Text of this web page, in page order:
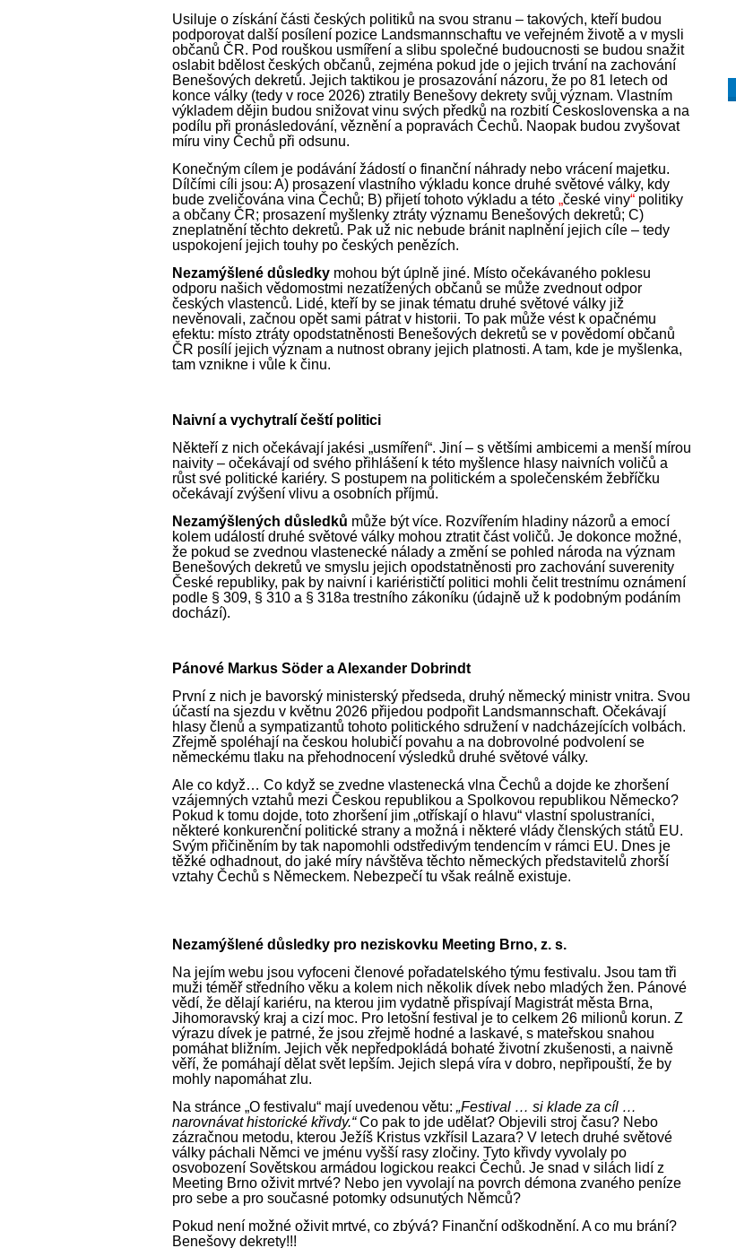
Usiluje o získání části českých politiků na svou stranu – takových, kteří budou
podporovat další posílení pozice Landsmannschaftu ve veřejném životě a v mysli
občanů ČR. Pod rouškou usmíření a slibu společné budoucnosti se budou snažit
oslabit bdělost českých občanů, zejména pokud jde o jejich trvání na zachování
Benešových dekretů. Jejich taktikou je prosazování názoru, že po 81 letech od
konce války (tedy v roce 2026) ztratily Benešovy dekrety svůj význam. Vlastním
výkladem dějin budou snižovat vinu svých předků na rozbití Československa a na
podílu při pronásledování, věznění a popravách Čechů. Naopak budou zvyšovat
míru viny Čechů při odsunu.
Konečným cílem je podávání žádostí o finanční náhrady nebo vrácení majetku.
Dílčími cíli jsou: A) prosazení vlastního výkladu konce druhé světové války, kdy
bude zveličována vina Čechů; B) přijetí tohoto výkladu a této „české viny“ politiky
a občany ČR; prosazení myšlenky ztráty významu Benešových dekretů; C)
zneplatnění těchto dekretů. Pak už nic nebude bránit naplnění jejich cíle – tedy
uspokojení jejich touhy po českých penězích.
Nezamýšlené důsledky mohou být úplně jiné. Místo očekávaného poklesu
odporu našich vědomostmi nezatížených občanů se může zvednout odpor
českých vlastenců. Lidé, kteří by se jinak tématu druhé světové války již
nevěnovali, začnou opět sami pátrat v historii. To pak může vést k opačnému
efektu: místo ztráty opodstatněnosti Benešových dekretů se v povědomí občanů
ČR posílí jejich význam a nutnost obrany jejich platnosti. A tam, kde je myšlenka,
tam vznikne i vůle k činu.
Naivní a vychytralí čeští politici
Někteří z nich očekávají jakési „usmíření“. Jiní – s většími ambicemi a menší mírou
naivity – očekávají od svého přihlášení k této myšlence hlasy naivních voličů a
růst své politické kariéry. S postupem na politickém a společenském žebříčku
očekávají zvýšení vlivu a osobních příjmů.
Nezamýšlených důsledků může být více. Rozvířením hladiny názorů a emocí
kolem událostí druhé světové války mohou ztratit část voličů. Je dokonce možné,
že pokud se zvednou vlastenecké nálady a změní se pohled národa na význam
Benešových dekretů ve smyslu jejich opodstatněnosti pro zachování suverenity
České republiky, pak by naivní i kariérističtí politici mohli čelit trestnímu oznámení
podle § 309, § 310 a § 318a trestního zákoníku (údajně už k podobným podáním
dochází).
Pánové Markus Söder a Alexander Dobrindt
První z nich je bavorský ministerský předseda, druhý německý ministr vnitra. Svou
účastí na sjezdu v květnu 2026 přijedou podpořit Landsmannschaft. Očekávají
hlasy členů a sympatizantů tohoto politického sdružení v nadcházejících volbách.
Zřejmě spoléhají na českou holubičí povahu a na dobrovolné podvolení se
německému tlaku na přehodnocení výsledků druhé světové války.
Ale co když… Co když se zvedne vlastenecká vlna Čechů a dojde ke zhoršení
vzájemných vztahů mezi Českou republikou a Spolkovou republikou Německo?
Pokud k tomu dojde, toto zhoršení jim „otřískají o hlavu“ vlastní spolustraníci,
některé konkurenční politické strany a možná i některé vlády členských států EU.
Svým přičiněním by tak napomohli odstředivým tendencím v rámci EU. Dnes je
těžké odhadnout, do jaké míry návštěva těchto německých představitelů zhorší
vztahy Čechů s Německem. Nebezpečí tu však reálně existuje.
Nezamýšlené důsledky pro neziskovku Meeting Brno, z. s.
Na jejím webu jsou vyfoceni členové pořadatelského týmu festivalu. Jsou tam tři
muži téměř středního věku a kolem nich několik dívek nebo mladých žen. Pánové
vědí, že dělají kariéru, na kterou jim vydatně přispívají Magistrát města Brna,
Jihomoravský kraj a cizí moc. Pro letošní festival je to celkem 26 milionů korun. Z
výrazu dívek je patrné, že jsou zřejmě hodné a laskavé, s mateřskou snahou
pomáhat bližním. Jejich věk nepředpokládá bohaté životní zkušenosti, a naivně
věří, že pomáhají dělat svět lepším. Jejich slepá víra v dobro, nepřipouští, že by
mohly napomáhat zlu.
Na stránce „O festivalu“ mají uvedenou větu: „Festival … si klade za cíl …
narovnávat historické křivdy.“Co pak to jde udělat? Objevili stroj času? Nebo
zázračnou metodu, kterou Ježíš Kristus vzkřísil Lazara? V letech druhé světové
války páchali Němci ve jménu vyšší rasy zločiny. Tyto křivdy vyvolaly po
osvobození Sovětskou armádou logickou reakci Čechů. Je snad v silách lidí z
Meeting Brno oživit mrtvé? Nebo jen vyvolají na povrch démona zvaného peníze
pro sebe a pro současné potomky odsunutých Němců?
Pokud není možné oživit mrtvé, co zbývá? Finanční odškodnění. A co mu brání?
Benešovy dekrety!!!